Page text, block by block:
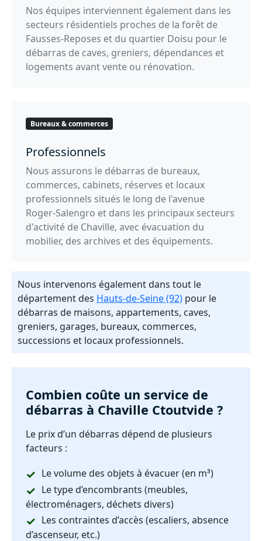
Nos équipes interviennent également dans les
secteurs résidentiels proches de la forêt de
Fausses-Reposes et du quartier Doisu pour le
débarras de caves, greniers, dépendances et
logements avant vente ou rénovation.
Bureaux & commerces
Professionnels
Nous assurons le débarras de bureaux,
commerces, cabinets, réserves et locaux
professionnels situés le long de l'avenue
Roger-Salengro et dans les principaux secteurs
d'activité de Chaville, avec évacuation du
mobilier, des archives et des équipements.
Nous intervenons également dans tout le
département des Hauts-de-Seine (92) pour le
débarras de maisons, appartements, caves,
greniers, garages, bureaux, commerces,
successions et locaux professionnels.
Combien coûte un service de
débarras à Chaville Ctoutvide ?
Le prix d’un débarras dépend de plusieurs
facteurs :
Le volume des objets à évacuer (en m³)
Le type d’encombrants (meubles,
électroménagers, déchets divers)
Les contraintes d’accès (escaliers, absence
d’ascenseur, etc.)